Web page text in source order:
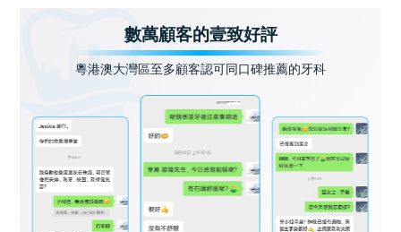
數萬顧客的壹致好評
粵港澳大灣區至多顧客認可同口碑推薦的牙科